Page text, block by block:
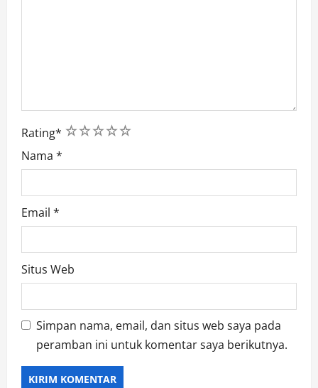
Rating* 5
4
3
2
1
Nama *
Email *
Situs Web
Simpan nama, email, dan situs web saya pada
peramban ini untuk komentar saya berikutnya.